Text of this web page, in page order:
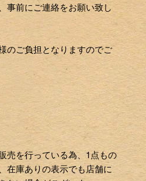
事前にご連絡をお願い致し
のご負担となりますのでご
売を行っている為、1点もの
在庫ありの表示でも店舗に